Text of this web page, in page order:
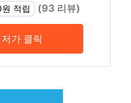
적립
(93 리뷰)
가 클릭